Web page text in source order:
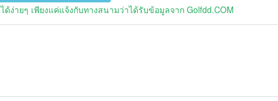
ายๆ เพียงแค่แจ้งกับทางสนามว่าได้รับข้อมูลจาก Golfdd.COM